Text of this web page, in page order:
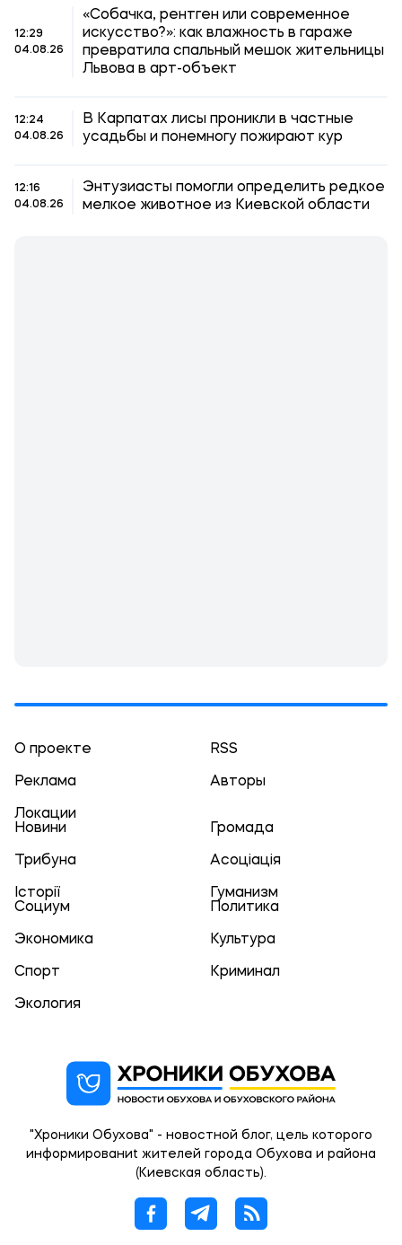
12:29
04.08.26
«Собачка, рентген или современное
искусство?»: как влажность в гараже
превратила спальный мешок жительницы
Львова в арт-объект
12:24
04.08.26
В Карпатах лисы проникли в частные
усадьбы и понемногу пожирают кур
12:16
04.08.26
Энтузиасты помогли определить редкое
мелкое животное из Киевской области
О проекте RSS
Реклама Авторы
Локации
Новини
Громада
Трибуна Асоціація
Історії
Гуманизм
Социум
Политика
Экономика Культура
Спорт Криминал
Экология
"Хроники Обухова" - новостной блог, цель которого
информированиt жителей города Обухова и района
(Киевская область).